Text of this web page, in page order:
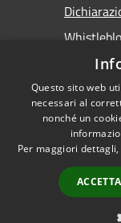
Accessibilità
Questo sito web
necessari al
nonché un
Per maggiori